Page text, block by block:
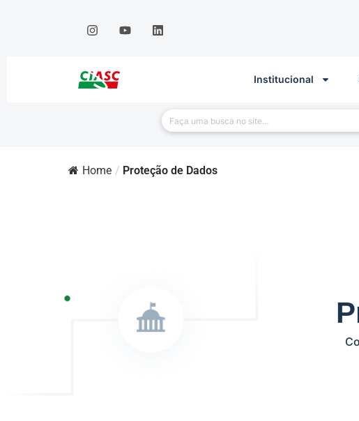
Institucional
Home / Proteção de Dados